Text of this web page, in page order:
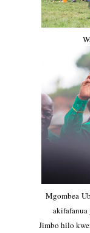
Mgombea
akifafanua
Jimbo hilo